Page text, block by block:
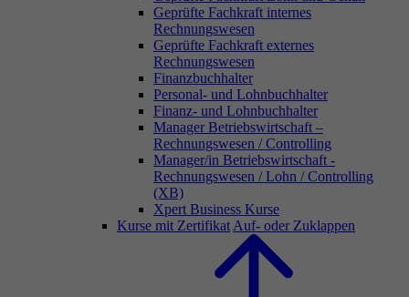
Geprüfte Fachkraft internes
Rechnungswesen
Geprüfte Fachkraft externes
Rechnungswesen
Finanzbuchhalter
Personal- und Lohnbuchhalter
Finanz- und Lohnbuchhalter
Manager Betriebswirtschaft –
Rechnungswesen / Controlling
Manager/in Betriebswirtschaft -
Rechnungswesen / Lohn / Controlling
(XB)
Xpert Business Kurse
Kurse mit Zertifikat Auf- oder Zuklappen